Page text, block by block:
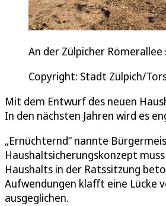
An der Zülpicher
Copyright: Stadt Zülpich/
Mit dem Entwurf des neuen
In den nächsten Jahren wird es
„Ernüchternd“ nannte
Haushaltsicherungskonzept muss
Haushalts in der Ratssitzung
Aufwendungen klafft eine Lücke
ausgeglichen.